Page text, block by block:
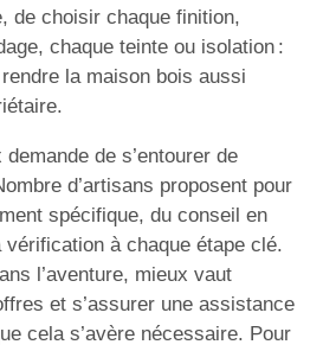
de choisir chaque finition,
chaque teinte ou isolation :
la maison bois aussi
de s’entourer de
d’artisans proposent pour
spécifique, du conseil en
à chaque étape clé.
l’aventure, mieux vaut
et s’assurer une assistance
cela s’avère nécessaire. Pour